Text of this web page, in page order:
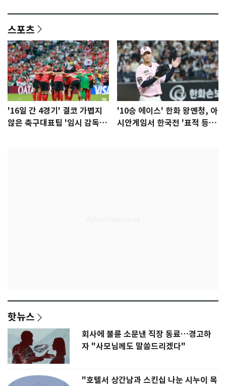
스포츠
'16일 간 4경기' 결코 가볍지
않은 축구대표팀 '임시 감독'
'10승 에이스' 한화 왕옌청, 아
시안게임서 한국전 '표적 등
핫뉴스
회사에 불륜 소문낸 직장 동료…경고하
자 "사모님께도 말씀드리겠다"
"호텔서 상간남과 스킨십 나눈 시누이 목